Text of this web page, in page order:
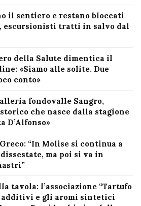
il sentiero e restano bloccati
escursionisti tratti in salvo dal
della Salute dimentica il
«Siamo alle solite. Due
conto»
fondovalle Sangro,
che nasce dalla stagione
D’Alfonso»
“In Molise si continua a
ma poi si va in
tavola: l’associazione “Tartufo
additivi e gli aromi sintetici